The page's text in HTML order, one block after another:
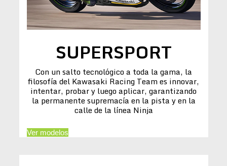
SUPERSPORT
Con un salto tecnológico a toda la gama, la
filosofía del Kawasaki Racing Team es innovar,
intentar, probar y luego aplicar, garantizando
la permanente supremacía en la pista y en la
calle de la línea Ninja
Ver modelos